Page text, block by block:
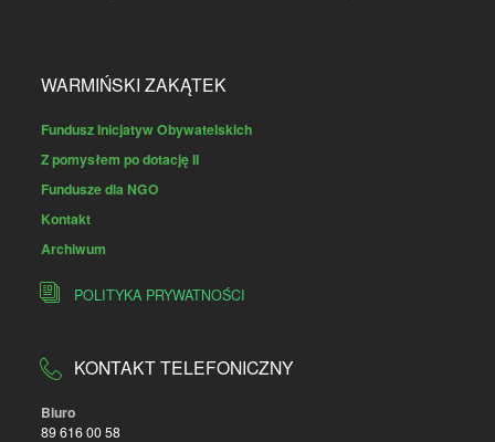
WARMIŃSKI ZAKĄTEK
Fundusz Inicjatyw Obywatelskich
Z pomysłem po dotację II
Fundusze dla NGO
Kontakt
Archiwum
POLITYKA PRYWATNOŚCI
KONTAKT TELEFONICZNY
Biuro
89 616 00 58